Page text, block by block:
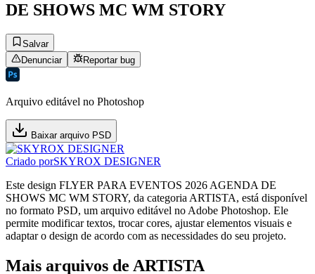
DE SHOWS MC WM STORY
Salvar
Denunciar
Reportar bug
Arquivo editável no Photoshop
Baixar arquivo PSD
Criado porSKYROX DESIGNER
Este design FLYER PARA EVENTOS 2026 AGENDA DE
SHOWS MC WM STORY, da categoria ARTISTA, está disponível
no formato PSD, um arquivo editável no Adobe Photoshop. Ele
permite modificar textos, trocar cores, ajustar elementos visuais e
adaptar o design de acordo com as necessidades do seu projeto.
Mais arquivos de ARTISTA